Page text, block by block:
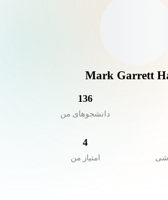
Mark Garrett
136
دانشجو‌های من
4
امتیاز من